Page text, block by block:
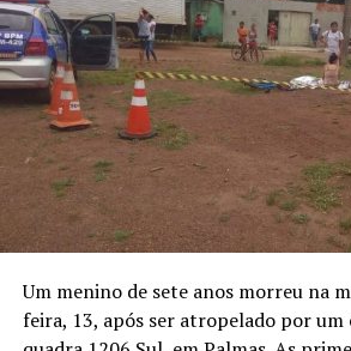
Um menino de sete anos morreu na
feira, 13, após ser atropelado por um